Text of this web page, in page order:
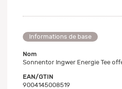
Informations de base
Nom
Sonnentor Ingwer Energie Tee
EAN/GTIN
9004145008519